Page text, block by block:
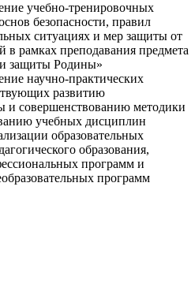
учебно-тренировочных
безопасности, правил
ситуациях и мер защиты от
в рамках преподавания предмета
защиты Родины»
научно-практических
развитию
и совершенствованию методики
учебных дисциплин
образовательных
образования,
программ и
программ